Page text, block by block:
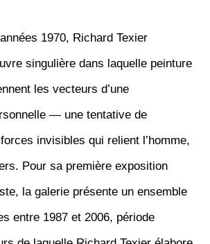
1970, Richard Texier
singulière dans laquelle peinture
les vecteurs d’une
— une tentative de
invisibles qui relient l’homme,
Pour sa première exposition
la galerie présente un ensemble
entre 1987 et 2006, période